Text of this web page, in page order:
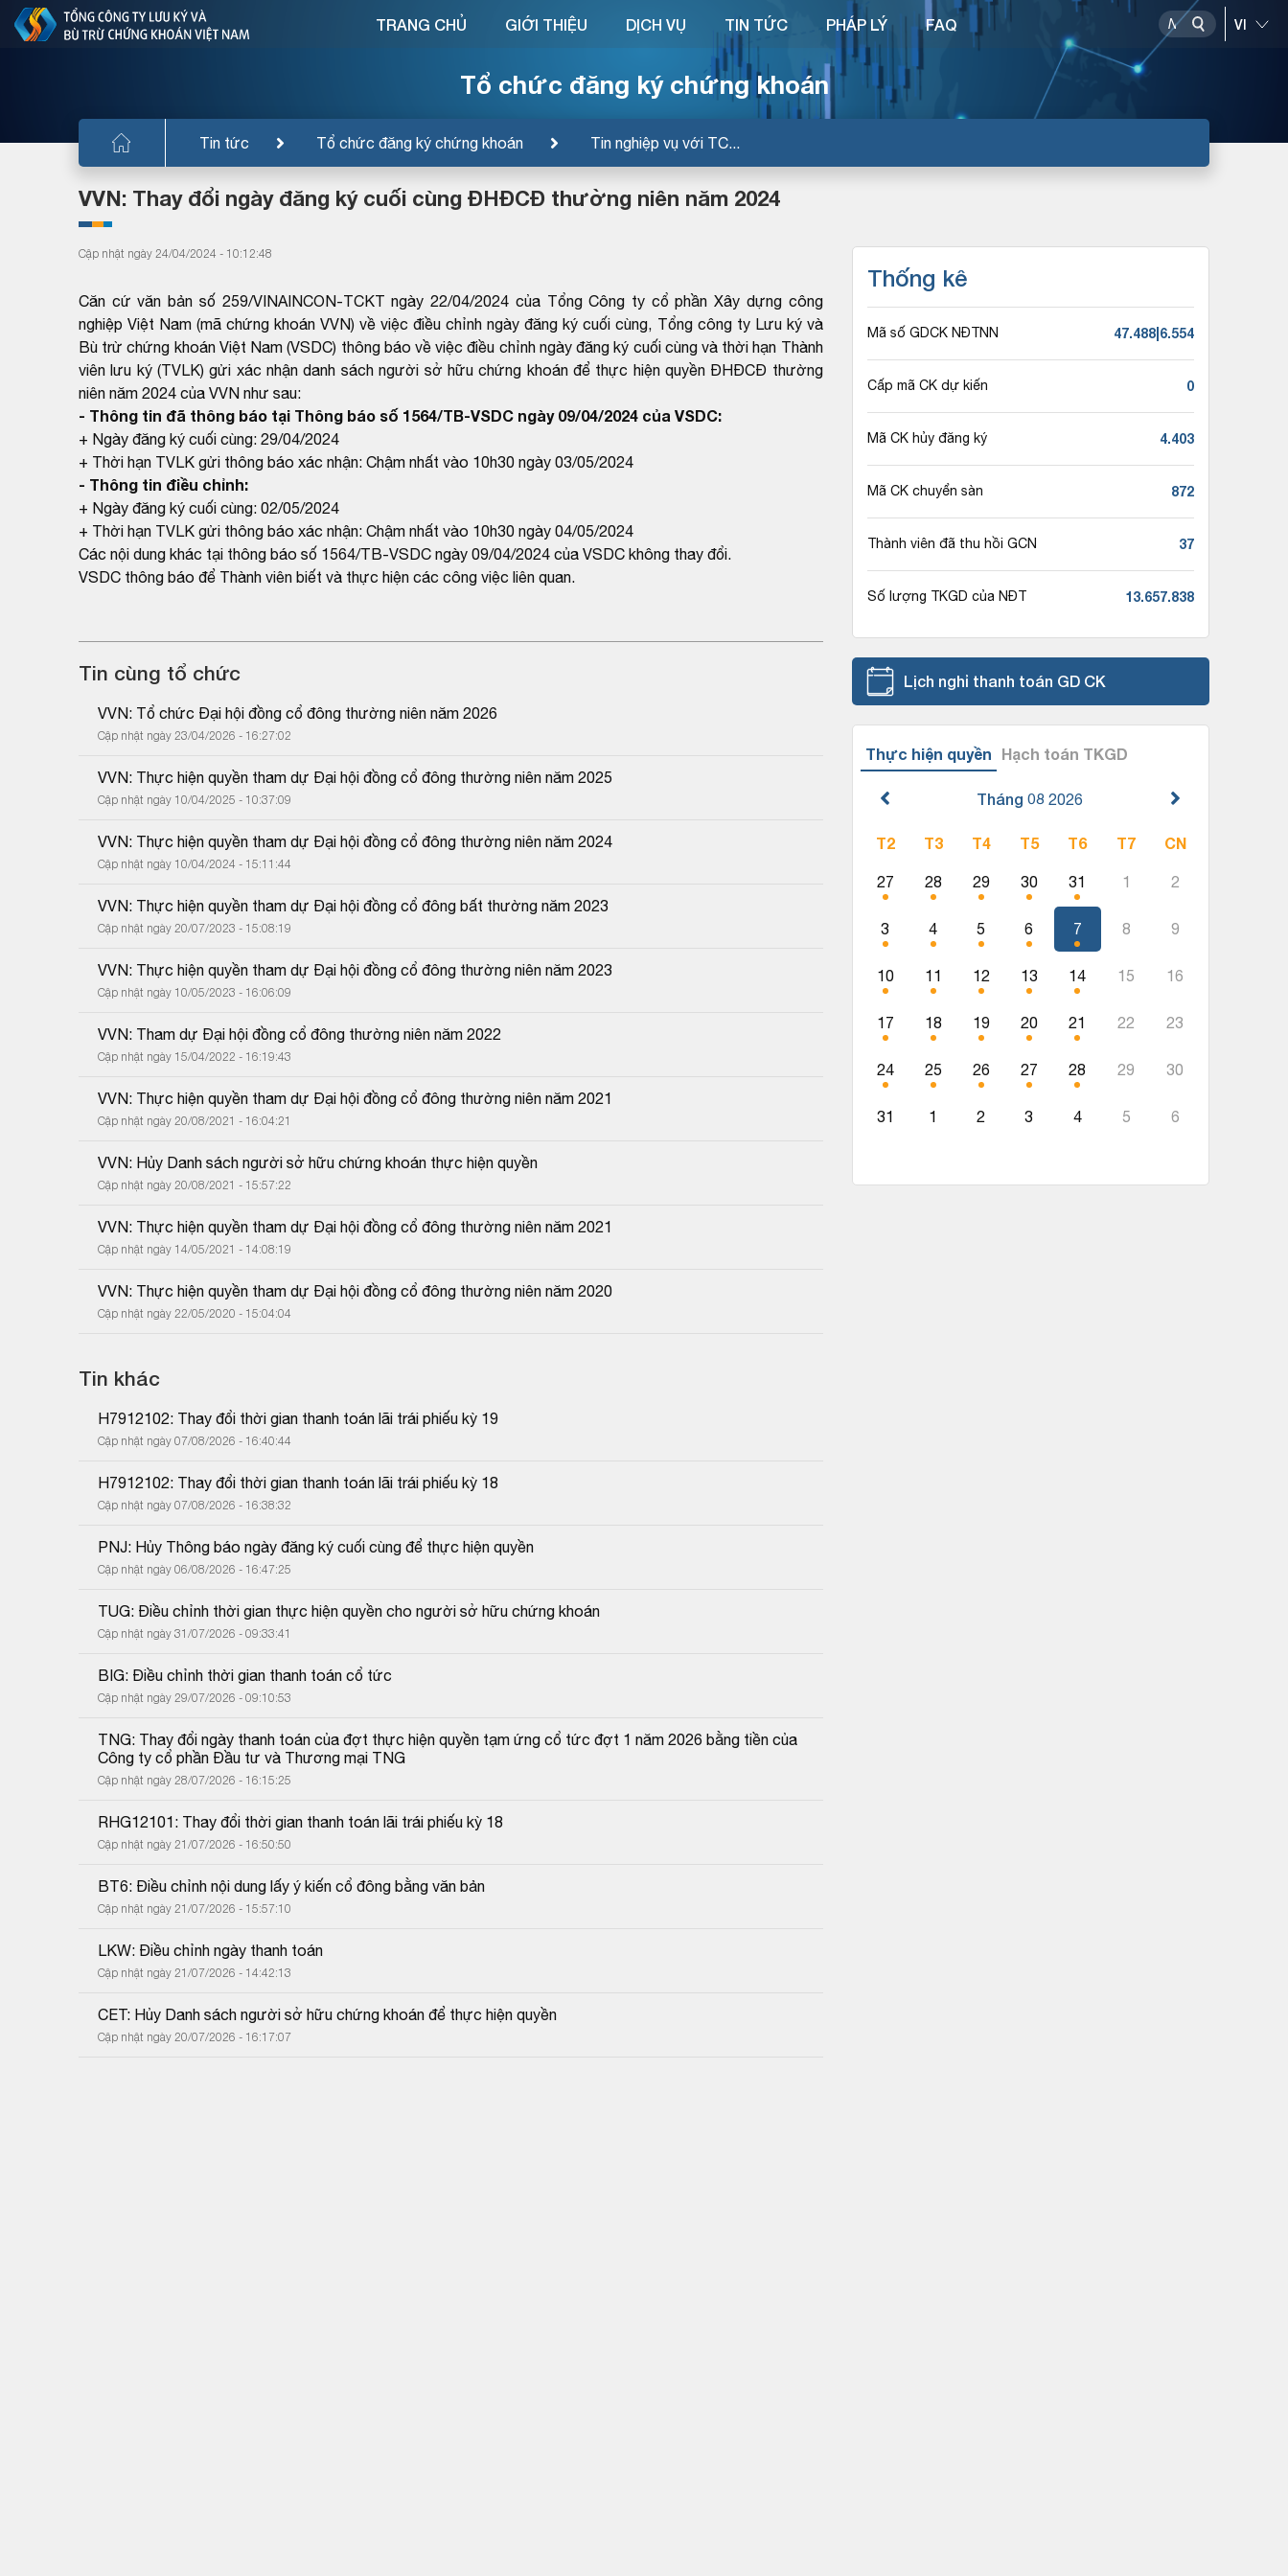
Tổ chức đăng ký chứng khoán
Tin tức Tổ chức đăng ký chứng khoán Tin nghiệp vụ với TC...
TRANG CHỦ GIỚI THIỆU DỊCH VỤ TIN TỨC PHÁP LÝ FAQ
VVN: Thay đổi ngày đăng ký cuối cùng ĐHĐCĐ thường niên năm 2024
Cập nhật ngày 24/04/2024 - 10:12:48
Căn cứ văn bản số 259/VINAINCON-TCKT ngày 22/04/2024 của Tổng Công ty cổ phần Xây dựng công
nghiệp Việt Nam (mã chứng khoán VVN) về việc điều chỉnh ngày đăng ký cuối cùng, Tổng công ty Lưu ký và
Bù trừ chứng khoán Việt Nam (VSDC) thông báo về việc điều chỉnh ngày đăng ký cuối cùng và thời hạn Thành
viên lưu ký (TVLK) gửi xác nhận danh sách người sở hữu chứng khoán để thực hiện quyền ĐHĐCĐ thường
niên năm 2024 của VVN như sau:
- Thông tin đã thông báo tại Thông báo số 1564/TB-VSDC ngày 09/04/2024 của VSDC:
+ Ngày đăng ký cuối cùng: 29/04/2024
+ Thời hạn TVLK gửi thông báo xác nhận: Chậm nhất vào 10h30 ngày 03/05/2024
- Thông tin điều chỉnh:
+ Ngày đăng ký cuối cùng: 02/05/2024
+ Thời hạn TVLK gửi thông báo xác nhận: Chậm nhất vào 10h30 ngày 04/05/2024
Các nội dung khác tại thông báo số 1564/TB-VSDC ngày 09/04/2024 của VSDC không thay đổi.
VSDC thông báo để Thành viên biết và thực hiện các công việc liên quan.
Tin cùng tổ chức
VVN: Tổ chức Đại hội đồng cổ đông thường niên năm 2026
Cập nhật ngày 23/04/2026 - 16:27:02
VVN: Thực hiện quyền tham dự Đại hội đồng cổ đông thường niên năm 2025
Cập nhật ngày 10/04/2025 - 10:37:09
VVN: Thực hiện quyền tham dự Đại hội đồng cổ đông thường niên năm 2024
Cập nhật ngày 10/04/2024 - 15:11:44
VVN: Thực hiện quyền tham dự Đại hội đồng cổ đông bất thường năm 2023
Cập nhật ngày 20/07/2023 - 15:08:19
VVN: Thực hiện quyền tham dự Đại hội đồng cổ đông thường niên năm 2023
Cập nhật ngày 10/05/2023 - 16:06:09
VVN: Tham dự Đại hội đồng cổ đông thường niên năm 2022
Cập nhật ngày 15/04/2022 - 16:19:43
VVN: Thực hiện quyền tham dự Đại hội đồng cổ đông thường niên năm 2021
Cập nhật ngày 20/08/2021 - 16:04:21
VVN: Hủy Danh sách người sở hữu chứng khoán thực hiện quyền
Cập nhật ngày 20/08/2021 - 15:57:22
VVN: Thực hiện quyền tham dự Đại hội đồng cổ đông thường niên năm 2021
Cập nhật ngày 14/05/2021 - 14:08:19
VVN: Thực hiện quyền tham dự Đại hội đồng cổ đông thường niên năm 2020
Cập nhật ngày 22/05/2020 - 15:04:04
Tin khác
H7912102: Thay đổi thời gian thanh toán lãi trái phiếu kỳ 19
Cập nhật ngày 07/08/2026 - 16:40:44
H7912102: Thay đổi thời gian thanh toán lãi trái phiếu kỳ 18
Cập nhật ngày 07/08/2026 - 16:38:32
PNJ: Hủy Thông báo ngày đăng ký cuối cùng để thực hiện quyền
Cập nhật ngày 06/08/2026 - 16:47:25
TUG: Điều chỉnh thời gian thực hiện quyền cho người sở hữu chứng khoán
Cập nhật ngày 31/07/2026 - 09:33:41
BIG: Điều chỉnh thời gian thanh toán cổ tức
Cập nhật ngày 29/07/2026 - 09:10:53
TNG: Thay đổi ngày thanh toán của đợt thực hiện quyền tạm ứng cổ tức đợt 1 năm 2026 bằng tiền của
Công ty cổ phần Đầu tư và Thương mại TNG
Cập nhật ngày 28/07/2026 - 16:15:25
RHG12101: Thay đổi thời gian thanh toán lãi trái phiếu kỳ 18
Cập nhật ngày 21/07/2026 - 16:50:50
BT6: Điều chỉnh nội dung lấy ý kiến cổ đông bằng văn bản
Cập nhật ngày 21/07/2026 - 15:57:10
LKW: Điều chỉnh ngày thanh toán
Cập nhật ngày 21/07/2026 - 14:42:13
CET: Hủy Danh sách người sở hữu chứng khoán để thực hiện quyền
Cập nhật ngày 20/07/2026 - 16:17:07
Thống kê
Mã số GDCK NĐTNN 47.488|6.554
Cấp mã CK dự kiến 0
Mã CK hủy đăng ký 4.403
Mã CK chuyển sàn 872
Thành viên đã thu hồi GCN 37
Số lượng TKGD của NĐT 13.657.838
Lịch nghỉ thanh toán GD CK
Thực hiện quyền Hạch toán TKGD
Tháng 08 2026
T2 T3 T4 T5 T6 T7 CN
27 28 29 30 31 1 2
3 4 5 6 7 8 9
10 11 12 13 14 15 16
17 18 19 20 21 22 23
24 25 26 27 28 29 30
31 1 2 3 4 5 6